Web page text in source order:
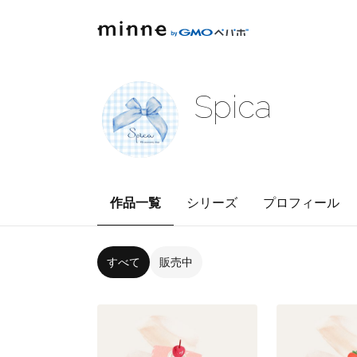
Spica
作品一覧 シリーズ プロフィール
すべて 販売中